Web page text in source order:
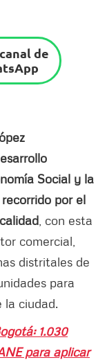
de
Social y la
por el
, con esta
comercial,
distritales de
para
la ciudad.
1.030
para aplicar